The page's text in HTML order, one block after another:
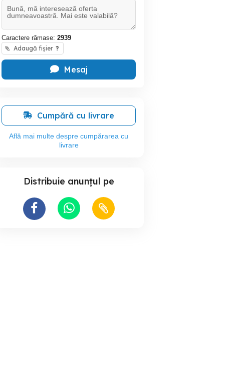
Caractere rămase: 2939
Adaugă fișier ?
Mesaj
Cumpără cu livrare
Află mai multe despre cumpărarea cu
livrare
Distribuie anunțul pe